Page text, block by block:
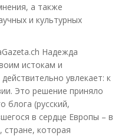
а также
и культурных
Надежда
истокам и
увлекает: к
Это решение приняло
блога (русский,
в сердце Европы – в
которая